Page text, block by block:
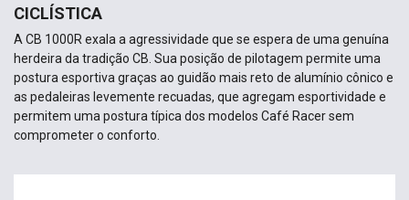
CICLÍSTICA
A CB 1000R exala a agressividade que se espera de uma genuína
herdeira da tradição CB. Sua posição de pilotagem permite uma
postura esportiva graças ao guidão mais reto de alumínio cônico e
as pedaleiras levemente recuadas, que agregam esportividade e
permitem uma postura típica dos modelos Café Racer sem
comprometer o conforto.